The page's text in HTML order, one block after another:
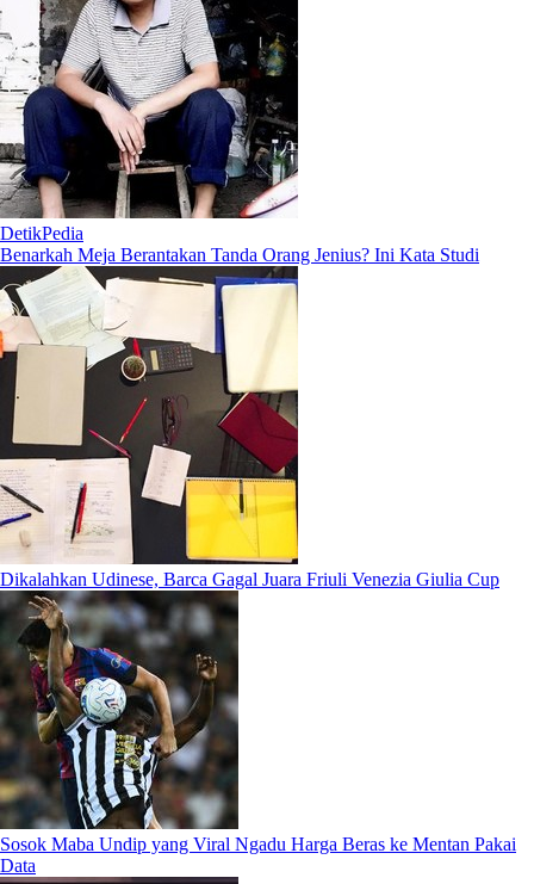
DetikPedia
Benarkah Meja Berantakan Tanda Orang Jenius? Ini Kata Studi
Dikalahkan Udinese, Barca Gagal Juara Friuli Venezia Giulia Cup
Sosok Maba Undip yang Viral Ngadu Harga Beras ke Mentan Pakai
Data